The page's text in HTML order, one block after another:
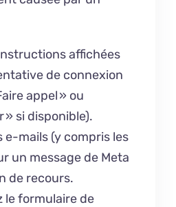
affichées
de connexion
appel » ou
» si disponible).
e-mails (y compris les
un message de Meta
de recours.
le formulaire de